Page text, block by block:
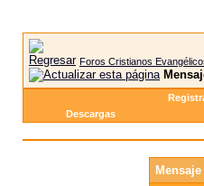
Foros Cristianos
Descargas